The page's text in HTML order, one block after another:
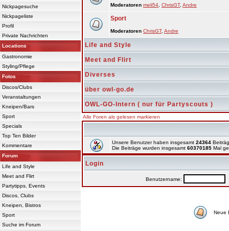
Nickpagesuche
Nickpageliste
Profil
Private Nachrichten
Locations
Gastronomie
Styling/Pflege
Fotos
Discos/Clubs
Veranstaltungen
Kneipen/Bars
Sport
Specials
Top Ten Bilder
Kommentare
Forum
Life and Style
Meet and Flirt
Partytipps, Events
Discos, Clubs
Kneipen, Bistros
Sport
Suche im Forum
Moderatoren meli54 ChrisGT, Andre
Sport
Moderatoren ChrisGT, Andre
Life and Style
Meet and Flirt
Diverses
über owl-go.de
OWL-GO-Intern ( nur für Partyscouts )
Alle Foren als gelesen markieren
Unsere Benutzer haben insgesamt 24364
Die Beiträge wurden insgesamt 60370185 Mal
Login
Benutzername:
Neue